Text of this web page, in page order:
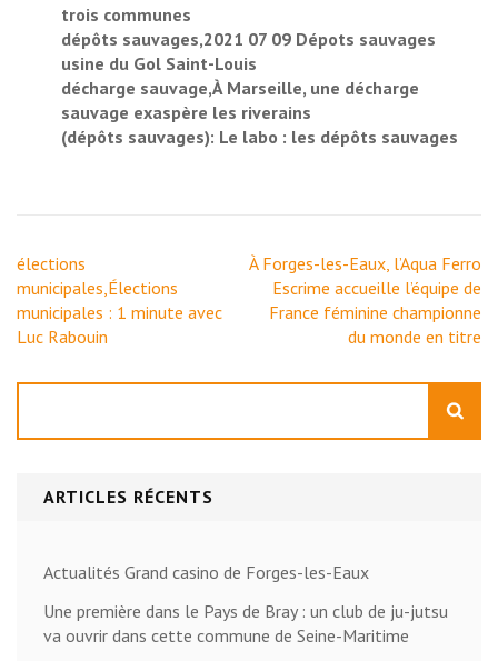
trois communes
dépôts sauvages,2021 07 09 Dépots sauvages
usine du Gol Saint-Louis
décharge sauvage,À Marseille, une décharge
sauvage exaspère les riverains
(dépôts sauvages): Le labo : les dépôts sauvages
Navigation
de
l’article
élections
municipales,Élections
municipales : 1 minute avec
Luc Rabouin
À Forges-les-Eaux, l’Aqua Ferro
Escrime accueille l’équipe de
France féminine championne
du monde en titre
ARTICLES RÉCENTS
Actualités Grand casino de Forges-les-Eaux
Une première dans le Pays de Bray : un club de ju-jutsu
va ouvrir dans cette commune de Seine-Maritime